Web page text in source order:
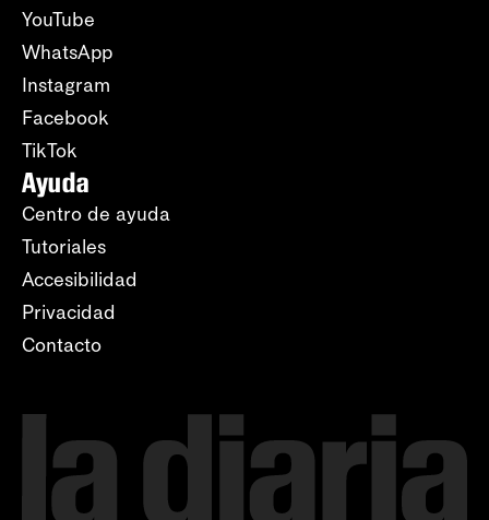
YouTube
WhatsApp
Instagram
Facebook
TikTok
Ayuda
Centro de ayuda
Tutoriales
Accesibilidad
Privacidad
Contacto